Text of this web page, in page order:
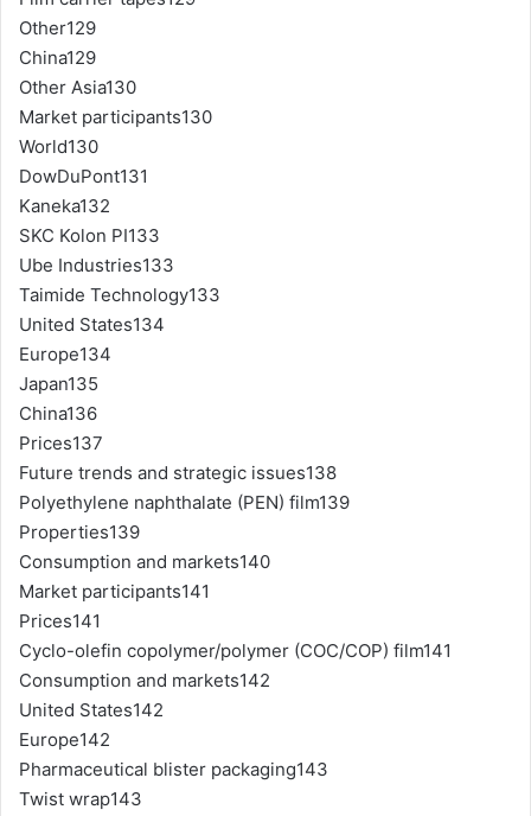
Other129
China129
Other Asia130
Market participants130
World130
DowDuPont131
Kaneka132
SKC Kolon PI133
Ube Industries133
Taimide Technology133
United States134
Europe134
Japan135
China136
Prices137
Future trends and strategic issues138
Polyethylene naphthalate (PEN) film139
Properties139
Consumption and markets140
Market participants141
Prices141
Cyclo-olefin copolymer/polymer (COC/COP) film141
Consumption and markets142
United States142
Europe142
Pharmaceutical blister packaging143
Twist wrap143